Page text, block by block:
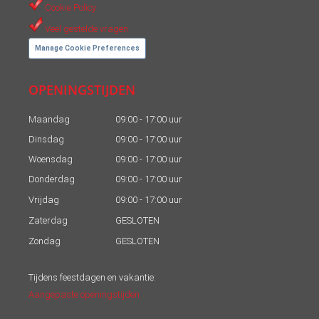
Cookie Policy
Veel gestelde vragen
Manage Cookie Preferences
OPENINGSTIJDEN
Maandag
09:00 - 17:00 uur
Dinsdag
09:00 - 17:00 uur
Woensdag
09:00 - 17:00 uur
Donderdag
09:00 - 17:00 uur
Vrijdag
09:00 - 17:00 uur
Zaterdag
GESLOTEN
Zondag
GESLOTEN
Tijdens feestdagen en vakantie:
Aangepaste openingstijden